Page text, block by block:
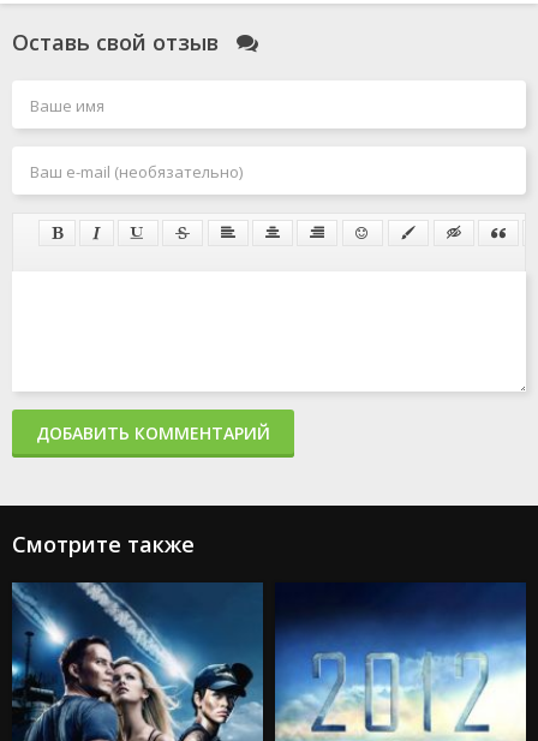
Оставь свой отзыв
ДОБАВИТЬ КОММЕНТАРИЙ
Смотрите также